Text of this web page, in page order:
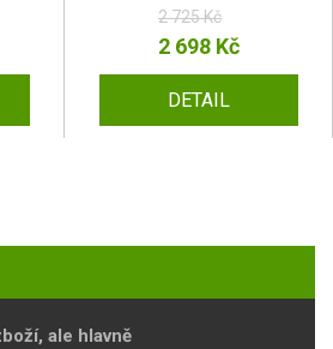
2 725 Kč
2 698 Kč
DETAIL
ale hlavně